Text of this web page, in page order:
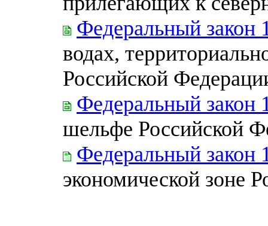
Федеральный закон
водах,
Российской
Федеральный закон
шельфе Российской
Федеральный закон
экономической зоне